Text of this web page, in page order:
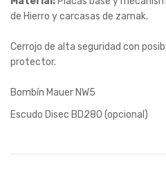
de Hierro y carcasas de zamak.
Cerrojo de alta seguridad con
protector.
Bombín Mauer NW5
Escudo Disec BD280 (opcional)